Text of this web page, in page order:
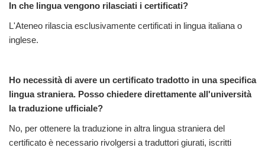
In che lingua vengono rilasciati i certificati?
L'Ateneo rilascia esclusivamente certificati in lingua italiana o
inglese.
Ho necessità di avere un certificato tradotto in una specifica
lingua straniera. Posso chiedere direttamente all'università
la traduzione ufficiale?
No, per ottenere la traduzione in altra lingua straniera del
certificato è necessario rivolgersi a traduttori giurati, iscritti